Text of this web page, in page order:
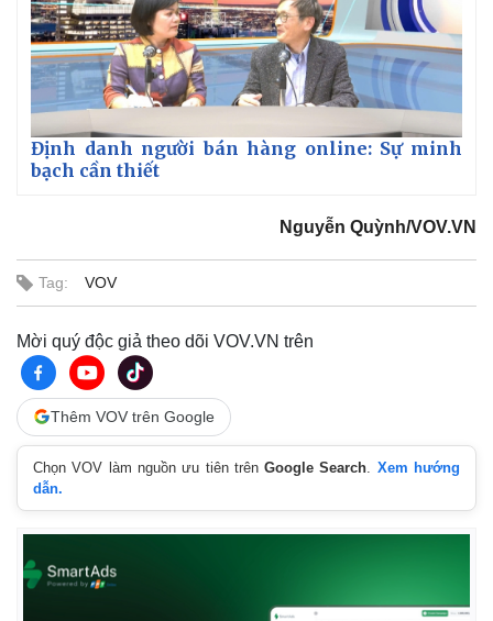
Định danh người bán hàng online: Sự minh
bạch cần thiết
Nguyễn Quỳnh/VOV.VN
Tag: VOV
Mời quý độc giả theo dõi VOV.VN trên
Thêm VOV trên Google
Chọn VOV làm nguồn ưu tiên trênGoogle Search
Xem hướng
dẫn.